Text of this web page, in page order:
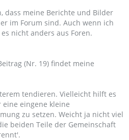
dass meine Berichte und Bilder
im Forum sind. Auch wenn ich
nicht anders aus Foren.
(Nr. 19) findet meine
tendieren. Vielleicht hilft es
eingene kleine
zu setzen. Weicht ja nicht viel
beiden Teile der Gemeinschaft